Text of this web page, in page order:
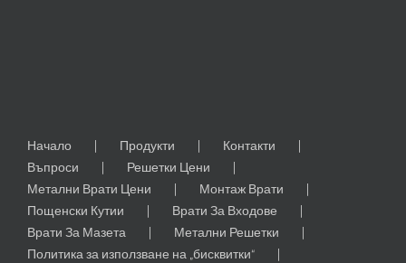
Начало Продукти
Контакти
Въпроси
Решетки Цени
Метални Врати Цени
Монтаж Врати
Пощенски Кутии
Врати За Входове
Врати За Мазета
Метални Решетки
Политика за използване на „бисквитки“